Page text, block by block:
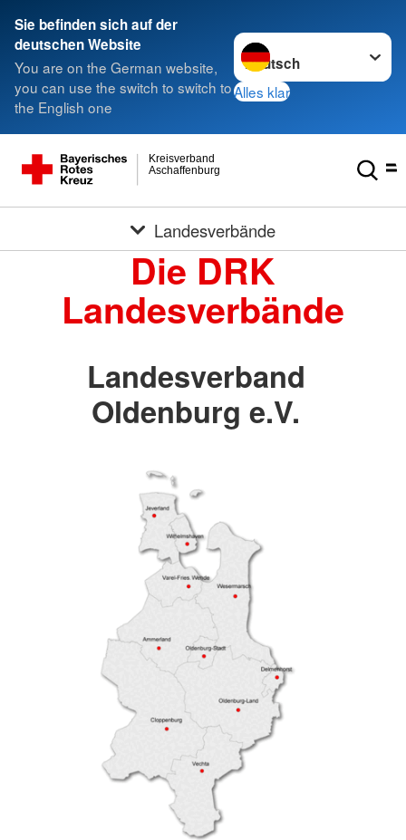
Sie befinden sich auf der
deutschen Website
You are on the German website,
you can use the switch to switch to
the English one
Sprache wechseln zu
Alles klar
Aschaffenburg
Kreisverband
Landesverbände
Die DRK
Landesverbände
Landesverband
Oldenburg e.V.